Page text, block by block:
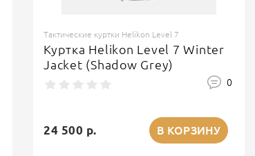
Тактические куртки Helikon Level 7
Куртка Helikon Level 7 Winter
Jacket (Shadow Grey)
0
24 500 р. В КОРЗИНУ